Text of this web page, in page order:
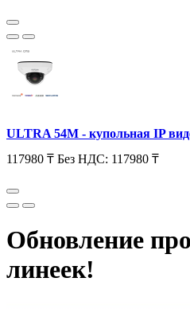
ULTRA 54M - купольная IP
117980 ₸ Без НДС: 117980 ₸
Обновление
линеек!